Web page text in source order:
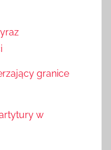
granice
w